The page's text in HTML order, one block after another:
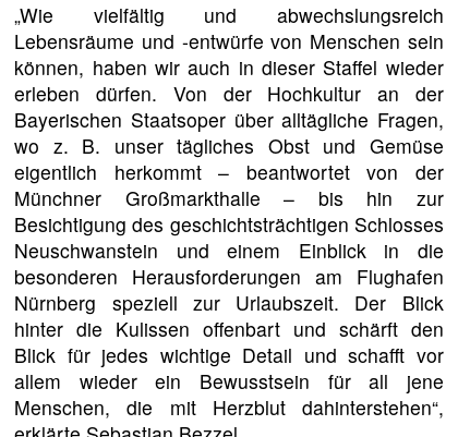
„Wie vielfältig und abwechslungsreich
Lebensräume und -entwürfe von Menschen sein
können, haben wir auch in dieser Staffel wieder
erleben dürfen. Von der Hochkultur an der
Bayerischen Staatsoper über alltägliche Fragen,
wo z. B. unser tägliches Obst und Gemüse
eigentlich herkommt – beantwortet von der
Münchner Großmarkthalle – bis hin zur
Besichtigung des geschichtsträchtigen Schlosses
Neuschwanstein und einem Einblick in die
besonderen Herausforderungen am Flughafen
Nürnberg speziell zur Urlaubszeit. Der Blick
hinter die Kulissen offenbart und schärft den
Blick für jedes wichtige Detail und schafft vor
allem wieder ein Bewusstsein für all jene
Menschen, die mit Herzblut dahinterstehen“,